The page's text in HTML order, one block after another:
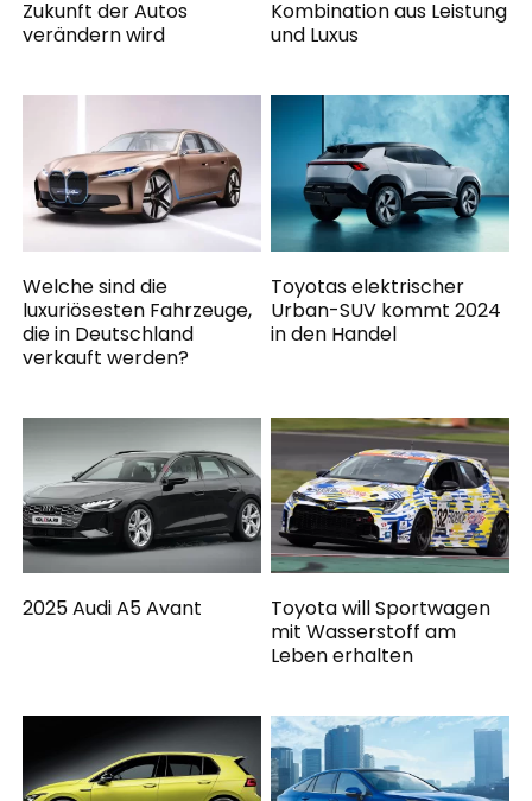
Zukunft der Autos
verändern wird
Kombination aus Leistung
und Luxus
Welche sind die
luxuriösesten Fahrzeuge,
die in Deutschland
verkauft werden?
Toyotas elektrischer
Urban-SUV kommt 2024
in den Handel
2025 Audi A5 Avant
Toyota will Sportwagen
mit Wasserstoff am
Leben erhalten